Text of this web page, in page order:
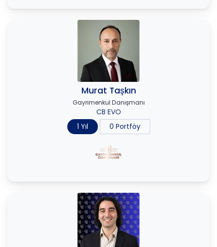
Murat Taşkın
Gayrimenkul Danışmanı
CB EVO
1 Yıl
0 Portföy